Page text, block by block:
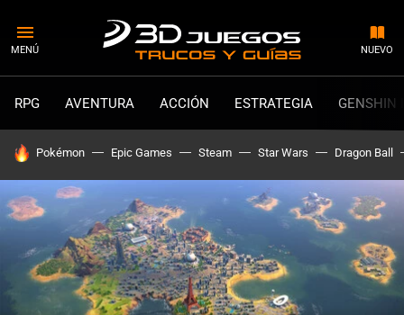
MENÚ NUEVO
RPG AVENTURA ACCIÓN ESTRATEGIA GENSHIN
HOY SE HABLA DE
Pokémon Epic Games Steam Star Wars Dragon Ball